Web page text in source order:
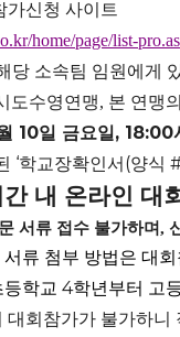
가신청 사이트
home/page/list-
당 소속팀 임원에게
도수영연맹, 본 연맹
10일 금요일, 18:00
‘학교장확인서(양식
내 온라인 대
서류 접수 불가하며,
류 첨부 방법은 대
학교 4학년부터 고
대회참가가 불가하니